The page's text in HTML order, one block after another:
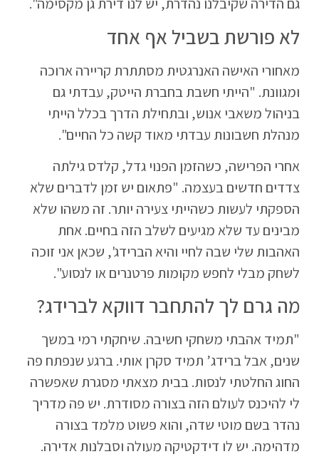
גם הדירה שקיבלנו נהדרת, יש לנו דירת גן מקסימה".
לא פורשת בשביל אף אחד
מאחורי האישה האנרגטית מסתתרת קריירה ארוכה
ומגוונת. "הייתי חשבת בחברת הייטק, עבדתי גם
בניהול משאבי אנוש, ובתחילת הדרך בכלל הייתי
מנהלת חשבונות עבדתי מאוד קשה כל החיים".
אחרי הפרישה, כשהזמן הפנוי גדל, קלדס גילתה
צדדים חדשים בעצמה. "פתאום יש זמן לדברים שלא
הספקתי לעשות כשהייתי צעירה יותר. זה משהו שלא
מבינים עד שלא מגיעים לשלב הזה בחיים. אחת
האהבות שלי שבה לחיי והיא הברידג', שכאן אני זוכה
לשחק מבלי לחפש מקומות פרטנרים או לנסוע".
מה גרם לך להתחבר דווקא לברידג?
"תמיד אהבתי משחקי חשיבה. שיחקתי רמי במשך
שנים, אבל ברידג’ תמיד סקרן אותי. ברגע שנפתח פה
החוג החלטתי לנסות. בבית מצאתי מסגרת שאפשרה
לי להיכנס לעולם הזה בצורה מסודרת. יש פה מדריך
נהדר בשם מוטי שדה, והוא פשוט מלמד בצורה
מדהימה. יש לו דידקטיקה מעולה וסבלנות אדירה.